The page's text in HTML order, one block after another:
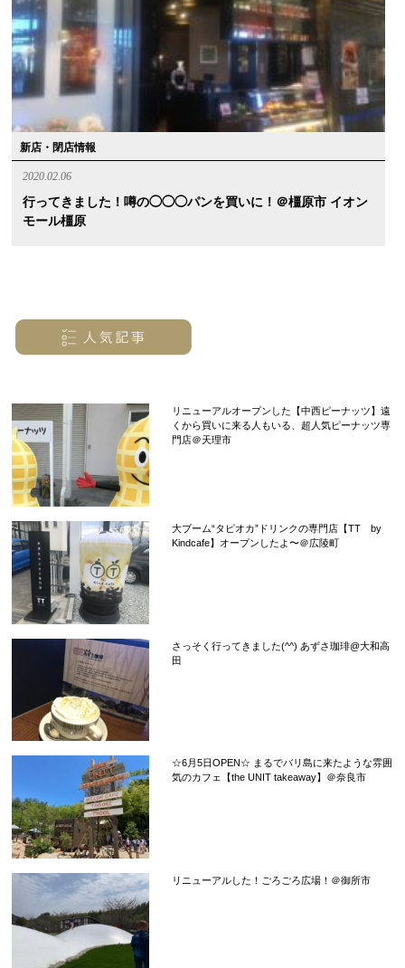
新店・閉店情報
2020.02.06
行ってきました！噂の◯◯◯パンを買いに！＠橿原市 イオン
モール橿原
リニューアルオープンした【中西ピーナッツ】遠
くから買いに来る人もいる、超人気ピーナッツ専
門店＠天理市
大ブーム“タピオカ”ドリンクの専門店【TT by
Kindcafe】オープンしたよ〜＠広陵町
さっそく行ってきました(^^) あずさ珈琲@大和高
田
☆6月5日OPEN☆ まるでバリ島に来たような雰囲
気のカフェ【the UNIT takeaway】＠奈良市
リニューアルした！ごろごろ広場！＠御所市